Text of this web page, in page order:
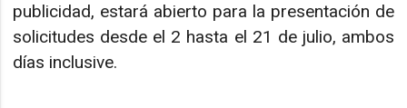
publicidad, estará abierto para la presentación de
solicitudes desde el 2 hasta el 21 de julio, ambos
días inclusive.